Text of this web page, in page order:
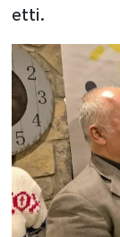
etti.